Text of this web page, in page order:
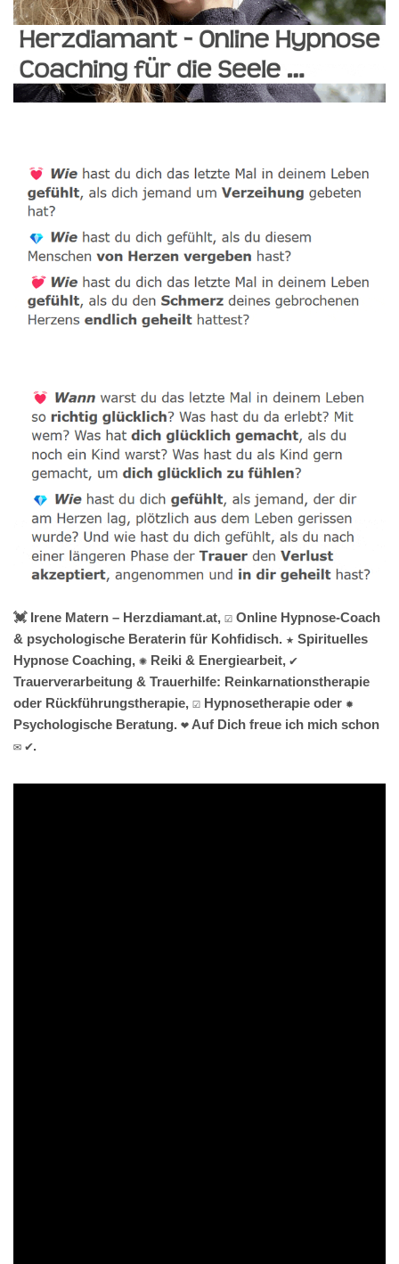
💓️ Irene Matern – Herzdiamant.at, ☑️ Online Hypnose-Coach
& psychologische Beraterin für Kohfidisch. ★ Spirituelles
Hypnose Coaching, ✺ Reiki & Energiearbeit, ✔️
Trauerverarbeitung & Trauerhilfe: Reinkarnationstherapie
oder Rückführungstherapie, ☑️ Hypnosetherapie oder ✹
Psychologische Beratung. ❤ Auf Dich freue ich mich schon
✉ ✔.